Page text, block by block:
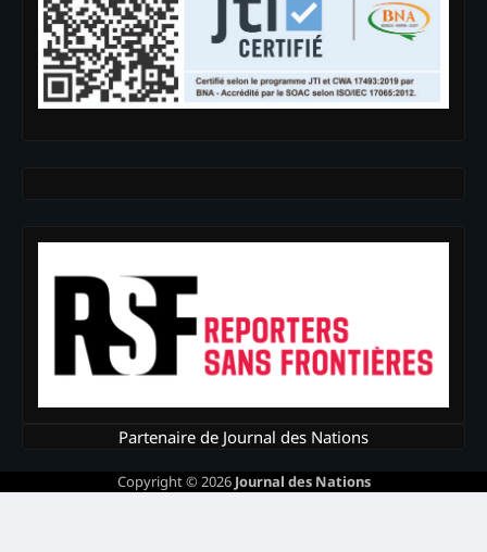
Partenaire de Journal des Nations
Copyright © 2026 Journal des Nations